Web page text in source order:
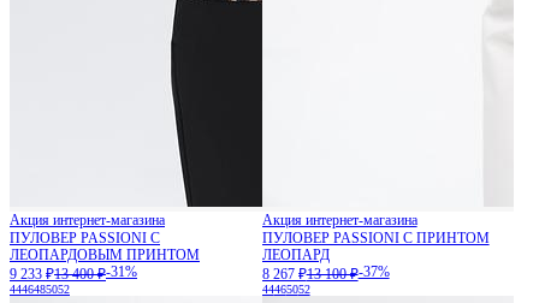
Акция интернет-магазина
ПУЛОВЕР PASSIONI С
ЛЕОПАРДОВЫМ ПРИНТОМ
9 233 ₽13 400 ₽-31%
4446485052
Акция интернет-магазина
ПУЛОВЕР PASSIONI С ПРИНТОМ
ЛЕОПАРД
8 267 ₽13 100 ₽-37%
44465052